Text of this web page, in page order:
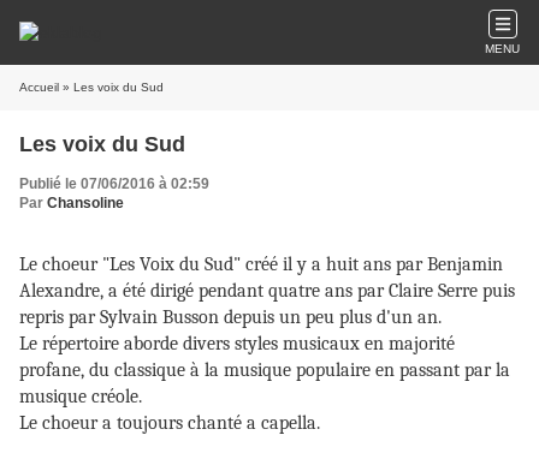
MENU
Accueil » Les voix du Sud
Les voix du Sud
Publié le 07/06/2016 à 02:59
Par Chansoline
Le choeur "Les Voix du Sud" créé il y a huit ans par Benjamin
Alexandre, a été dirigé pendant quatre ans par Claire Serre puis
repris par Sylvain Busson depuis un peu plus d'un an.
Le répertoire aborde divers styles musicaux en majorité
profane, du classique à la musique populaire en passant par la
musique créole.
Le choeur a toujours chanté a capella.